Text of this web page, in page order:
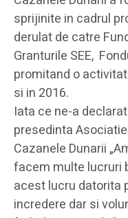
sprijinite in cadrul
derulat de catre
Granturile SEE,
promitand o
si in 2016.
Iata ce ne-a
presedinta
Cazanele Dunarii
facem multe lucruri
acest lucru datorita
incredere dar si